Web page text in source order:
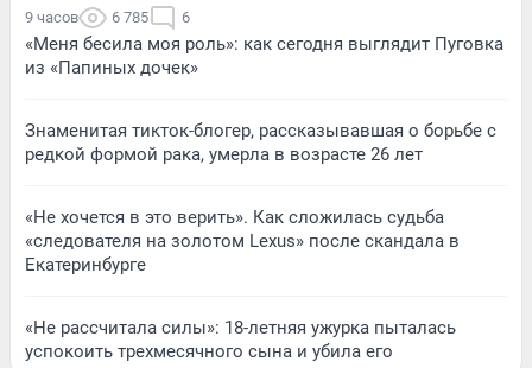
9 часов 6 785 6
«Меня бесила моя роль»: как сегодня выглядит Пуговка
из «Папиных дочек»
Знаменитая тикток-блогер, рассказывавшая о борьбе с
редкой формой рака, умерла в возрасте 26 лет
«Не хочется в это верить». Как сложилась судьба
«следователя на золотом Lexus» после скандала в
Екатеринбурге
«Не рассчитала силы»: 18-летняя ужурка пыталась
успокоить трехмесячного сына и убила его